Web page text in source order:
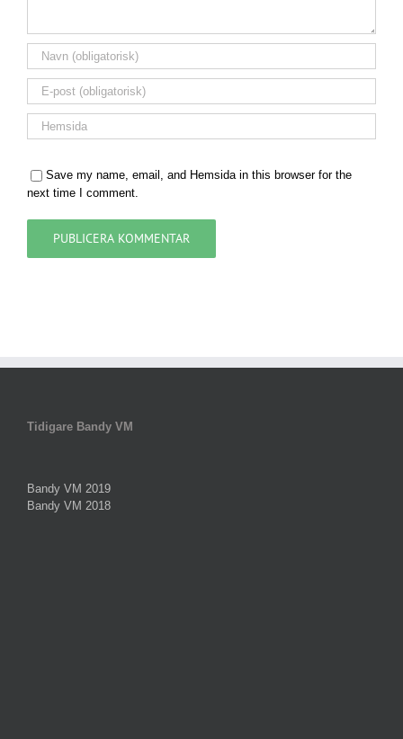
Save my name, email, and Hemsida in this browser for the
next time I comment.
Tidigare Bandy VM
Bandy VM 2019
Bandy VM 2018